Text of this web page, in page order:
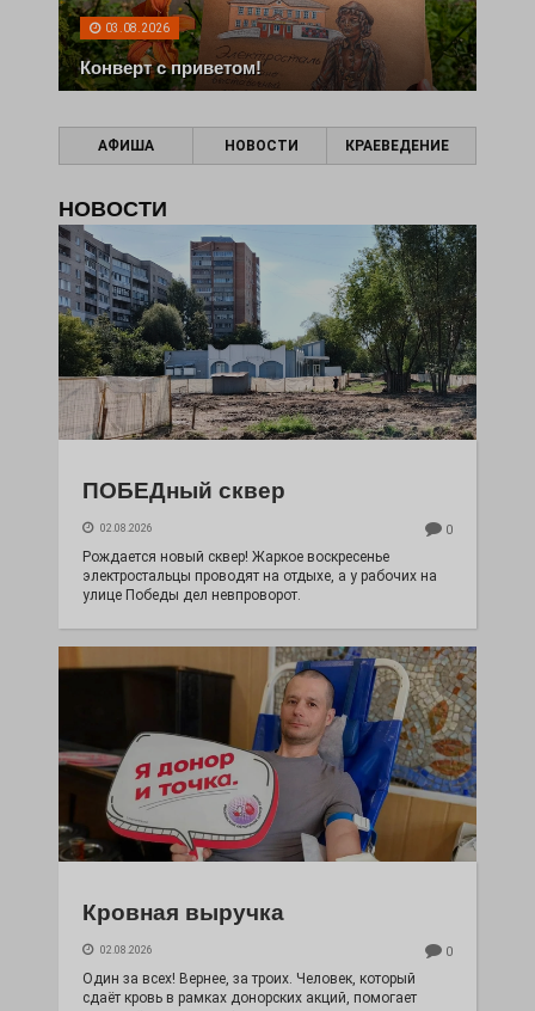
03.08.2026
Конверт с приветом!
АФИША НОВОСТИ КРАЕВЕДЕНИЕ
НОВОСТИ
ПОБЕДный сквер
02.08.2026 0
Рождается новый сквер! Жаркое воскресенье
электростальцы проводят на отдыхе, а у рабочих на
улице Победы дел невпроворот.
Кровная выручка
02.08.2026 0
Один за всех! Вернее, за троих. Человек, который
сдаёт кровь в рамках донорских акций, помогает